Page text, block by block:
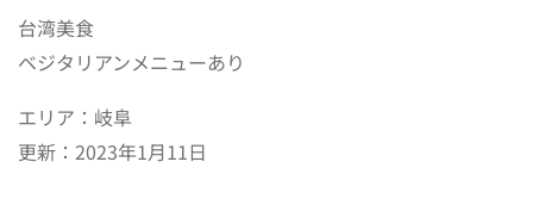
台湾美食
ベジタリアンメニューあり
エリア：岐阜
更新：2023年1月11日